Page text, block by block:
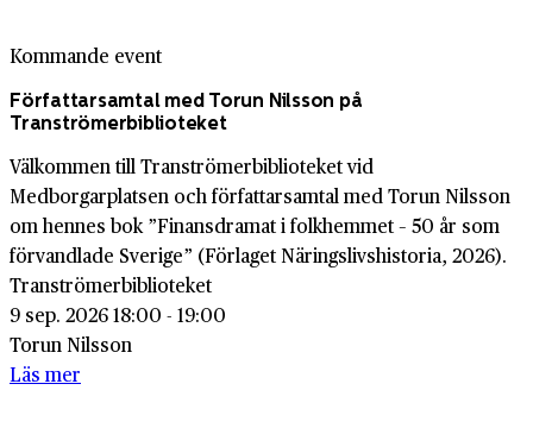
Kommande event
Författarsamtal med Torun Nilsson på
Tranströmerbiblioteket
Välkommen till Tranströmerbiblioteket vid
Medborgarplatsen och författarsamtal med Torun Nilsson
om hennes bok ”Finansdramat i folkhemmet – 50 år som
förvandlade Sverige” (Förlaget Näringslivshistoria, 2026).
Tranströmerbiblioteket
9 sep. 2026 18:00 - 19:00
Torun Nilsson
Läs mer